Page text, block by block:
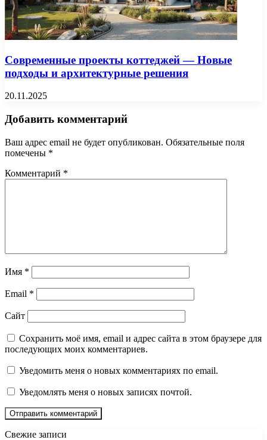
Современные проекты коттеджей — Новые
подходы и архитектурные решения
20.11.2025
Добавить комментарий
Ваш адрес email не будет опубликован. Обязательные поля
помечены *
Комментарий *
Имя *
Email *
Сайт
Сохранить моё имя, email и адрес сайта в этом браузере для
последующих моих комментариев.
Уведомить меня о новых комментариях по email.
Уведомлять меня о новых записях почтой.
Свежие записи